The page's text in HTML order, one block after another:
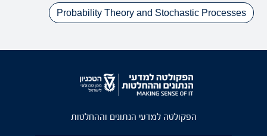
Probability Theory and Stochastic Processes
הפקולטה למדעי הנתונים וההחלטות